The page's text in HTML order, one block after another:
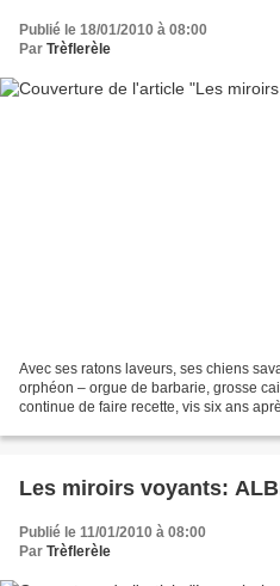
Publié le 18/01/2010 à 08:00
Par Trèflerèle
Avec ses ratons laveurs, ses chiens
orphéon – orgue de barbarie, grosse
continue de faire recette, vis six ans
Les miroirs voyants:
Publié le 11/01/2010 à 08:00
Par Trèflerèle